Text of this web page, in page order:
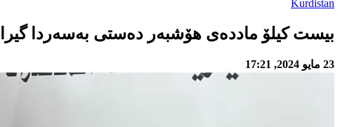
Kurdistan
بیست كیلۆ مادده‌ی هۆشبه‌ر ده‌ستی به‌سه‌ردا
23 مايو 2024, 17:21